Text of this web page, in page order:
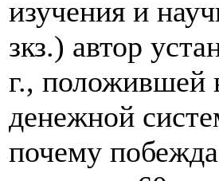
изучения и
зкз.) автор
г., положившей
денежной
почему